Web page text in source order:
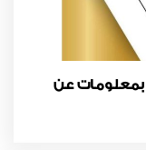
بمعلومات عن